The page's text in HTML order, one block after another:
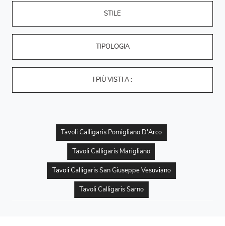
STILE
TIPOLOGIA
I PIÙ VISTI A :
Tavoli Calligaris Pomigliano D'Arco
Tavoli Calligaris Marigliano
Tavoli Calligaris San Giuseppe Vesuviano
Tavoli Calligaris Sarno